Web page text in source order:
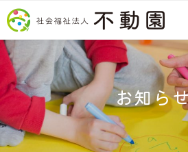
コンテンツへスキップ
お知ら